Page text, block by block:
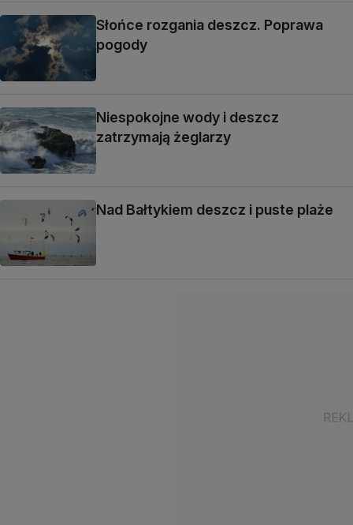
Słońce rozgania deszcz. Poprawa
pogody
Niespokojne wody i deszcz
zatrzymają żeglarzy
Nad Bałtykiem deszcz i puste plaże